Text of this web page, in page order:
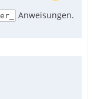
Anweisungen.